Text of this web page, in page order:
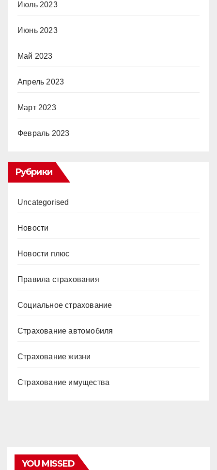
Июль 2023
Июнь 2023
Май 2023
Апрель 2023
Март 2023
Февраль 2023
Рубрики
Uncategorised
Новости
Новости плюс
Правила страхования
Социальное страхование
Страхование автомобиля
Страхование жизни
Страхование имущества
YOU MISSED